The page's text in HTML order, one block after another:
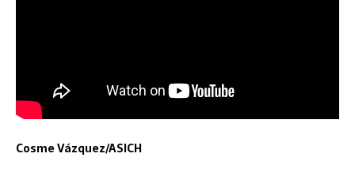
Cosme Vázquez/ASICH